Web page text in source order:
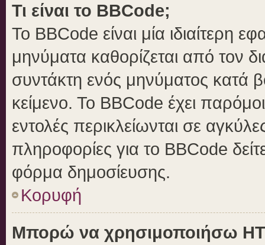
Τι είναι το BBCode;
Το BBCode είναι μία ιδιαίτερη
μηνύματα καθορίζεται από τον
συντάκτη ενός μηνύματος κατά
κείμενο. Το BBCode έχει
εντολές περικλείωνται σε
πληροφορίες για το BBCode
φόρμα δημοσίευσης.
Κορυφή
Μπορώ να χρησιμοποιήσω